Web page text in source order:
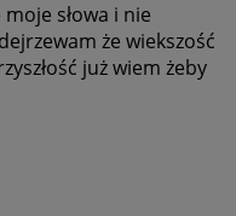
słowa i nie
że wiekszość
już wiem żeby